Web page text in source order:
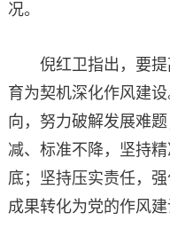
况。
倪红卫指出，要
育为契机深化作风建
向，努力破解发展难
减、标准不降，坚持
底；坚持压实责任，
成果转化为党的作风建